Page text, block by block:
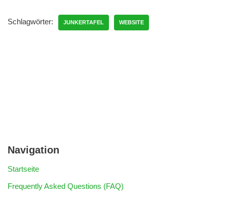
Schlagwörter: JUNKERTAFEL WEBSITE
Navigation
Startseite
Frequently Asked Questions (FAQ)